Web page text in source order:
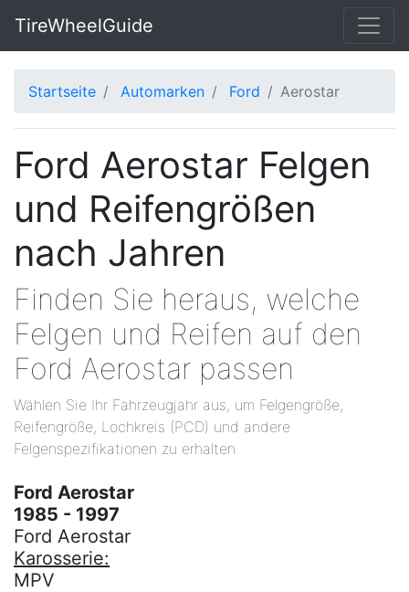
TireWheelGuide
Startseite Automarken Ford Aerostar
Ford Aerostar Felgen
und Reifengrößen
nach Jahren
Finden Sie heraus, welche
Felgen und Reifen auf den
Ford Aerostar passen
Wählen Sie Ihr Fahrzeugjahr aus, um Felgengröße,
Reifengröße, Lochkreis (PCD) und andere
Felgenspezifikationen zu erhalten
Ford Aerostar
1985 - 1997
Ford Aerostar
Karosserie:
MPV